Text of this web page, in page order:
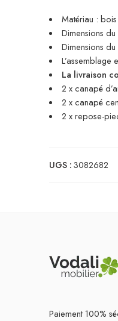
Matériau :
Dimensions
Dimensions
L’assemblage
La livraison
2 x canapé
2 x canapé
2 x repose-
UGS :3082682
Paiement 100%